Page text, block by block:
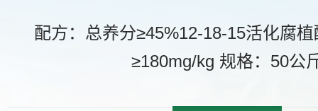
配方：总养分≥45%12-18-15活化腐
≥180mg/kg 规格：50公